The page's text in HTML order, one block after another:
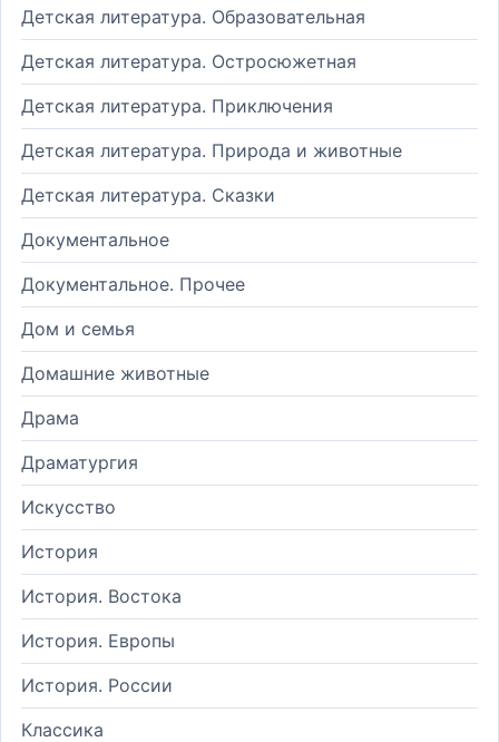
Детская литература. Образовательная
Детская литература. Остросюжетная
Детская литература. Приключения
Детская литература. Природа и животные
Детская литература. Сказки
Документальное
Документальное. Прочее
Дом и семья
Домашние животные
Драма
Драматургия
Искусство
История
История. Востока
История. Европы
История. России
Классика